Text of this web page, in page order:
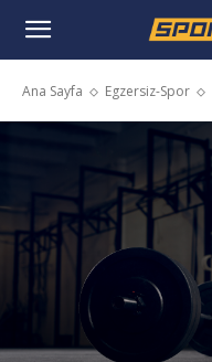
Ana Sayfa Egzersiz-Spor